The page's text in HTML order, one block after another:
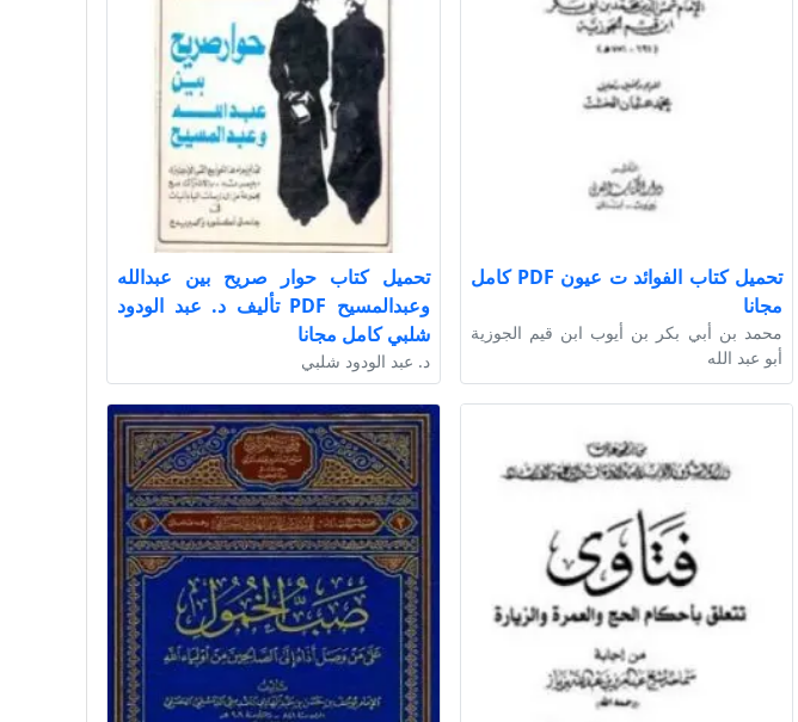
تحميل كتاب الفوائد ت عيون PDF كامل
مجانا
محمد بن أبي بكر بن أيوب ابن قيم الجوزية
أبو عبد الله
تحميل كتاب حوار صريح بين عبدالله
وعبدالمسيح PDF تأليف د. عبد الودود
شلبي كامل مجانا
د. عبد الودود شلبي